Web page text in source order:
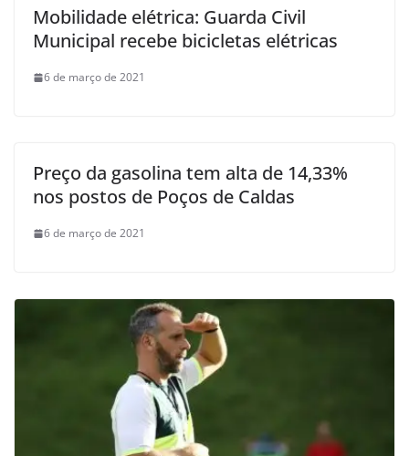
Mobilidade elétrica: Guarda Civil
Municipal recebe bicicletas elétricas
6 de março de 2021
Preço da gasolina tem alta de 14,33%
nos postos de Poços de Caldas
6 de março de 2021